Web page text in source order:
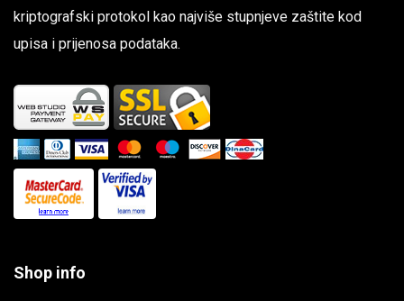
kriptografski protokol kao najviše stupnjeve zaštite kod
upisa i prijenosa podataka.
Shop info